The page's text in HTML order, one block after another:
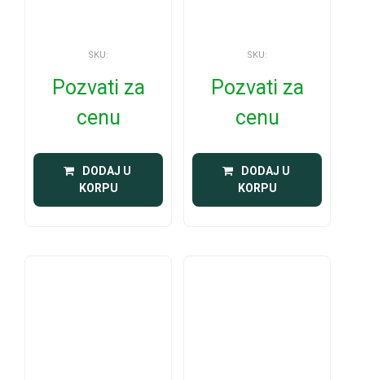
SKU:
Pozvati za
cenu
DODAJ U
KORPU
SKU:
Pozvati za
cenu
DODAJ U
KORPU